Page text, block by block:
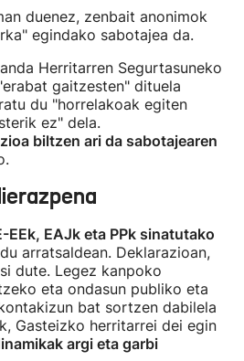
duenez, zenbait anonimok
egindako sabotajea da.
Herritarren Segurtasuneko
gaitzesten" dituela
du "horrelakoak egiten
ez" dela.
biltzen ari da sabotajearen
EEk, EAJk eta PPk sinatutako
arratsaldean. Deklarazioan,
dute. Legez kanpoko
eta ondasun publiko eta
bat sortzen dabilela
Gasteizko herritarrei dei egin
argi eta garbi